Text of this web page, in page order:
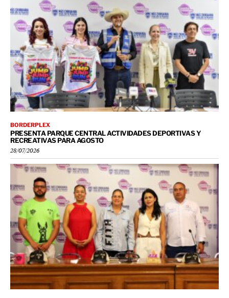
BORDERPLEX
PRESENTA PARQUE CENTRAL ACTIVIDADES DEPORTIVAS Y
RECREATIVAS PARA AGOSTO
28/07/2026